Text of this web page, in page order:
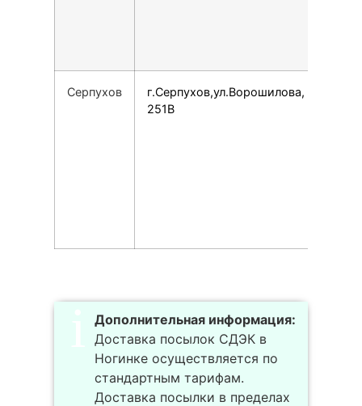
Серпухов
г.Серпухов,ул.Ворошилова,
251В
Дополнительная информация:
Доставка посылок СДЭК в
Ногинке осуществляется по
стандартным тарифам.
Доставка посылки в пределах